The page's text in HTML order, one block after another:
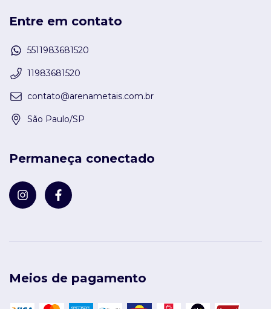
Entre em contato
5511983681520
11983681520
contato@arenametais.com.br
São Paulo/SP
Permaneça conectado
Meios de pagamento